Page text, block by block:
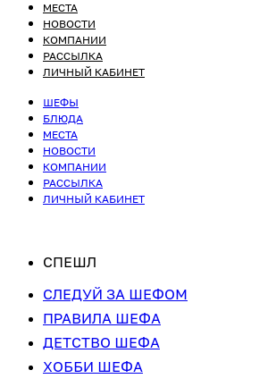
МЕСТА
НОВОСТИ
КОМПАНИИ
РАССЫЛКА
ЛИЧНЫЙ КАБИНЕТ
ШЕФЫ
БЛЮДА
МЕСТА
НОВОСТИ
КОМПАНИИ
РАССЫЛКА
ЛИЧНЫЙ КАБИНЕТ
СПЕШЛ
СЛЕДУЙ ЗА ШЕФОМ
ПРАВИЛА ШЕФА
ДЕТСТВО ШЕФА
ХОББИ ШЕФА